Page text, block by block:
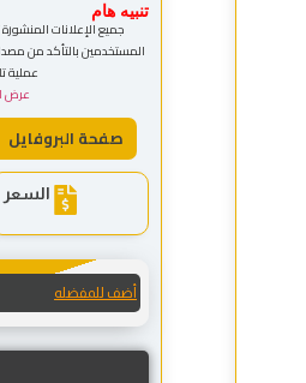
تنبيه هام
جميع الإعلانات
المستخدمين بالتأكد من
عملية
عرض
صفحة البروفايل
السعر
أضف للمفضله